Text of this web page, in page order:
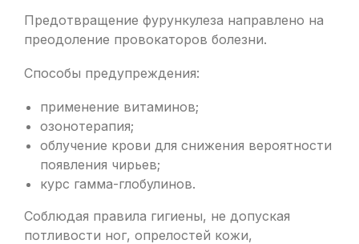
Предотвращение фурункулеза направлено на
преодоление провокаторов болезни.
Способы предупреждения:
применение витаминов;
озонотерапия;
облучение крови для снижения вероятности
появления чирьев;
курс гамма-глобулинов.
Соблюдая правила гигиены, не допуская
потливости ног, опрелостей кожи,